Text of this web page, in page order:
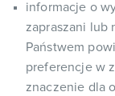
informacje o
zapraszani lub
Państwem
preferencje w
znaczenie dla